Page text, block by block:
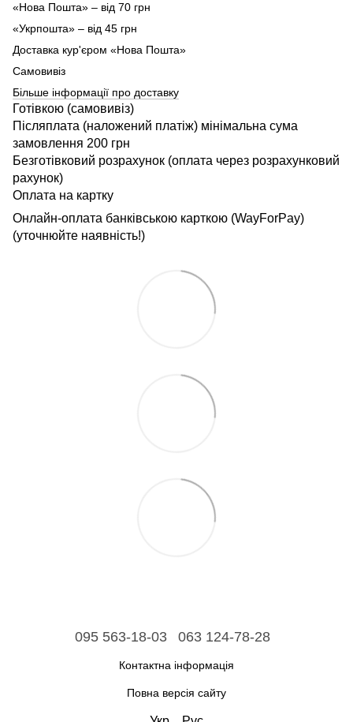
«Нова Пошта» – від 70 грн
«Укрпошта» – від 45 грн
Доставка кур'єром «Нова Пошта»
Самовивіз
Більше інформації про доставку
Готівкою (самовивіз)
Післяплата (наложений платіж) мінімальна сума
замовлення 200 грн
Безготівковий розрахунок (оплата через розрахунковий
рахунок)
Оплата на картку
Онлайн-оплата банківською карткою (WayForPay)
(уточнюйте наявність!)
095 563-18-03 063 124-78-28
Контактна інформація
Повна версія сайту